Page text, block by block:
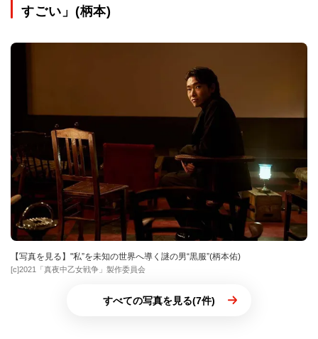
すごい」(柄本)
【写真を見る】"私”を未知の世界へ導く謎の男“黒服”(柄本佑)
[c]2021「真夜中乙女戦争」製作委員会
すべての写真を見る(7件)